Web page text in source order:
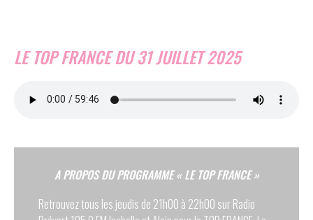
LE TOP FRANCE DU 31 JUILLET 2025
A PROPOS DU PROGRAMME « LE TOP FRANCE »
Retrouvez tous les jeudis de 21h00 à 22h00 sur Radio